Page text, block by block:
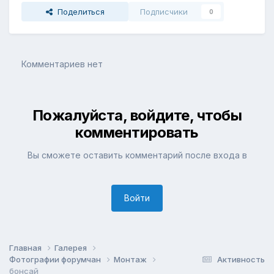
Поделиться Подписчики 0
Комментариев нет
Пожалуйста, войдите, чтобы
комментировать
Вы сможете оставить комментарий после входа в
Войти
Активность
Главная
Галерея
Фотографии форумчан
Монтаж
бонсай